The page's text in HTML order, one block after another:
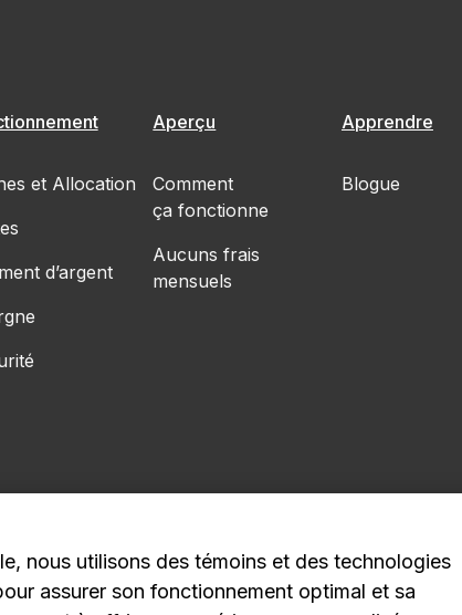
et Allocation
d’argent
Aperçu
Comment
ça fonctionne
Aucuns frais
mensuels
Apprendre
Blogue
nous utilisons des témoins et des technologies
assurer son fonctionnement optimal et sa